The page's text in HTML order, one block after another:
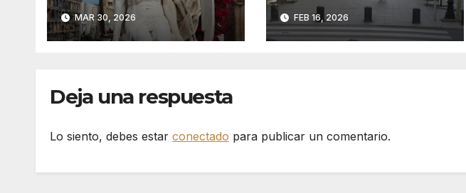
Eternidad en el
Silencio de
Poblenou
MAR 30, 2026
Manchester catalán
FEB 16, 2026
Deja una respuesta
Lo siento, debes estar conectado para publicar un comentario.